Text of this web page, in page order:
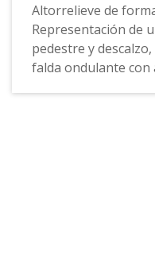
Altorrelieve de
Representación de
pedestre y
falda ondulante con